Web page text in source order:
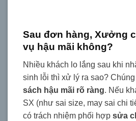
Sau đơn hàng, Xưởng
vụ hậu mãi không?
Nhiều khách lo lắng sau khi
sinh lỗi thì xử lý ra sao?
sách hậu mãi rõ ràng. Nếu
SX (như sai size, may sai chi
có trách nhiệm phối hợp sửa